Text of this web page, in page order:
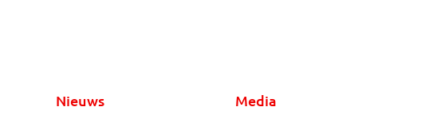
Nieuws Media